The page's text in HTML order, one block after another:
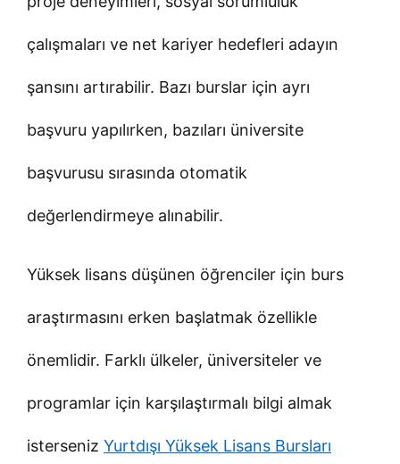
çalışmaları ve net kariyer hedefleri adayın
şansını artırabilir. Bazı burslar için ayrı
başvuru yapılırken, bazıları üniversite
başvurusu sırasında otomatik
değerlendirmeye alınabilir.
Yüksek lisans düşünen öğrenciler için burs
araştırmasını erken başlatmak özellikle
önemlidir. Farklı ülkeler, üniversiteler ve
programlar için karşılaştırmalı bilgi almak
isterseniz Yurtdışı Yüksek Lisans Bursları